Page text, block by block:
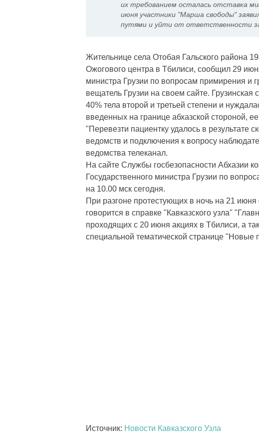
их требованием осталась отставка
июня участники "Марша свободы"
путями и уйти от ответственности
Жительнице села Отобая Гальского района
Ожогового центра в Тбилиси, сообщил 29
министра Грузии по вопросам примирения и
вещатель Грузии на своем сайте. Грузинская
40% тела второй и третьей степени и
введенных на границе абхазской стороной,
"Перевезти пациентку удалось в результате
ведомств и подключения к вопросу
ведомства телеканал.
На сайте Службы госбезопасности Абхазии
Государственного министра Грузии по
на 10.00 мск сегодня.
При разгоне протестующих в ночь на 21
говорится в справке "Кавказского узла"
проходящих с 20 июня акциях в Тбилиси, а
специальной тематической странице "Новые
Источник: Новости Кавказского Узла